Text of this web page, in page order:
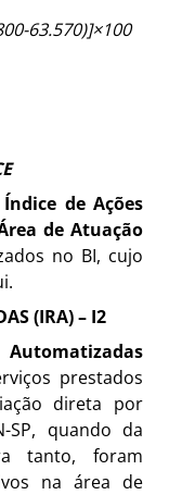
63.570)]×100
Índice de Ações
de Atuação
no BI, cujo
.
(IRA) – I2
prestados
direta por
SP, quando da
tanto, foram
na área de